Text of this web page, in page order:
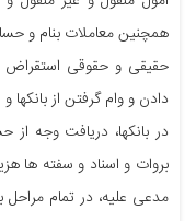
همچنین معاملات بنام و
حقیقی و حقوقی استقراض
دادن و وام گرفتن از
در بانکها، دریافت وجه
بروات و اسناد و سفته ها
مدعی علیه، در تمام مراحل